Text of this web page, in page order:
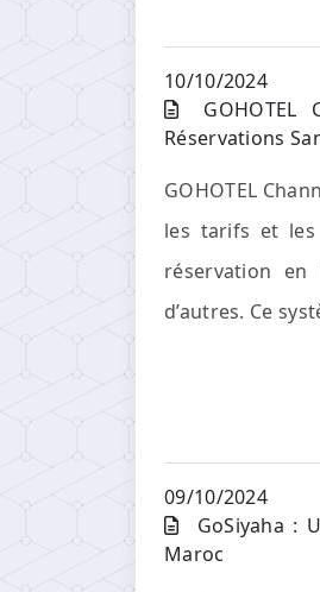
10/10/2024
Réservations
GOHOTEL
les tarifs et
réservation en
d’autres. Ce
09/10/2024
GoSiyaha :
Maroc